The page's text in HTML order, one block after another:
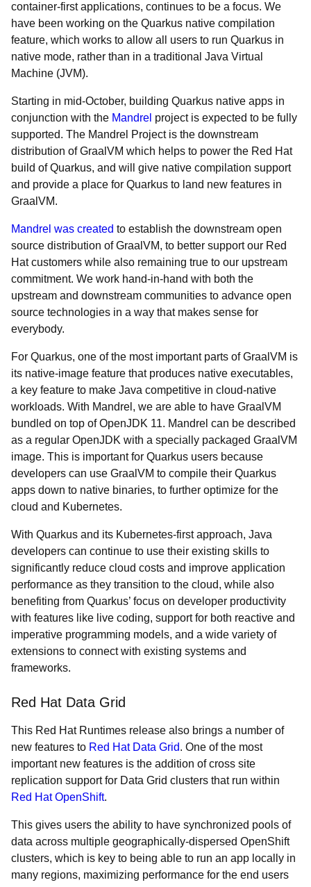
container-first applications, continues to be a focus. We
have been working on the Quarkus native compilation
feature, which works to allow all users to run Quarkus in
native mode, rather than in a traditional Java Virtual
Machine (JVM).
Starting in mid-October, building Quarkus native apps in
conjunction with the Mandrel project is expected to be fully
supported. The Mandrel Project is the downstream
distribution of GraalVM which helps to power the Red Hat
build of Quarkus, and will give native compilation support
and provide a place for Quarkus to land new features in
GraalVM.
Mandrel was created to establish the downstream open
source distribution of GraalVM, to better support our Red
Hat customers while also remaining true to our upstream
commitment. We work hand-in-hand with both the
upstream and downstream communities to advance open
source technologies in a way that makes sense for
everybody.
For Quarkus, one of the most important parts of GraalVM is
its native-image feature that produces native executables,
a key feature to make Java competitive in cloud-native
workloads. With Mandrel, we are able to have GraalVM
bundled on top of OpenJDK 11. Mandrel can be described
as a regular OpenJDK with a specially packaged GraalVM
image. This is important for Quarkus users because
developers can use GraalVM to compile their Quarkus
apps down to native binaries, to further optimize for the
cloud and Kubernetes.
With Quarkus and its Kubernetes-first approach, Java
developers can continue to use their existing skills to
significantly reduce cloud costs and improve application
performance as they transition to the cloud, while also
benefiting from Quarkus’ focus on developer productivity
with features like live coding, support for both reactive and
imperative programming models, and a wide variety of
extensions to connect with existing systems and
frameworks.
Red Hat Data Grid
This Red Hat Runtimes release also brings a number of
new features to Red Hat Data Grid. One of the most
important new features is the addition of cross site
replication support for Data Grid clusters that run within
Red Hat OpenShift.
This gives users the ability to have synchronized pools of
data across multiple geographically-dispersed OpenShift
clusters, which is key to being able to run an app locally in
many regions, maximizing performance for the end users